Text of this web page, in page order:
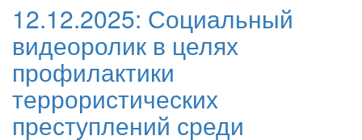
12.12.2025: Социальный
видеоролик в целях
профилактики
террористических
преступлений среди